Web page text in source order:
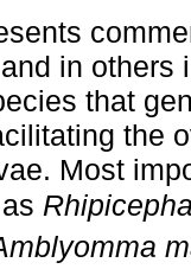
in others
that
the
Most